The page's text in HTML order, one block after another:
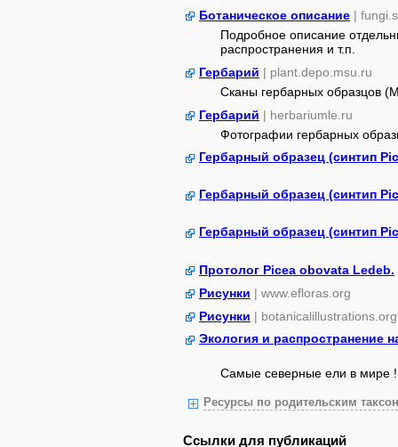
Ботаническое описание |
Подробное описание
распространения и т.п.
Гербарий | plant.depo.msu.ru
Сканы гербарных образцов
Гербарий | herbariumle.ru
Фотографии гербарных
Гербарный образец (синтип
Гербарный образец (синтип
Гербарный образец (синтип
Протолог Picea obovata Ledeb.
Рисунки | www.efloras.org
Рисунки | botanicalillustrations.org
Экология и распространение
Самые северные ели в мире !
Ресурсы по родительским
Ссылки для публикаций